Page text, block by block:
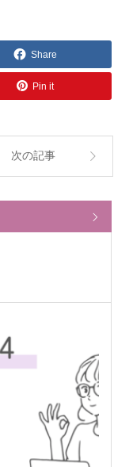
Share
Pin it
次の記事